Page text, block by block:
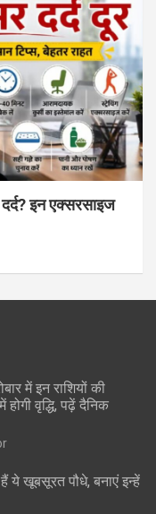
इन एक्सरसाइज
में इन राशियों की
वृद्धि, पढ़ें दैनिक
ये खूबसूरत पौधे, बनाएं इन्‍हें